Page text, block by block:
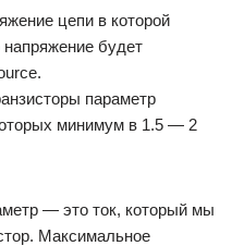
цепи в которой
напряжение будет
параметр
минимум в 1.5 — 2
— это ток, который мы
Максимальное